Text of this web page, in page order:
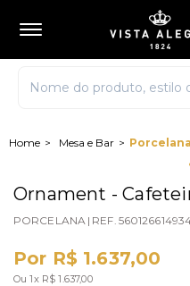
Mesa e Bar Porcelana
Ornament -
PORCELANA | REF.
Por R$ 1.637,00
Ou 1x R$ 1.637,00